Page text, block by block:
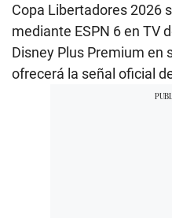
Copa Libertadores 2026
mediante ESPN 6 en TV
Disney Plus Premium en
ofrecerá la señal oficial